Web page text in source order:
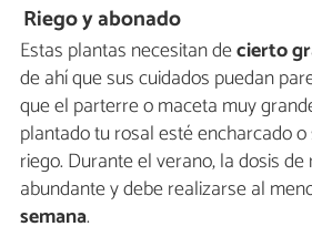
Riego y abonado
Estas plantas necesitan decierto
de ahí que sus cuidados puedan
que el parterre o maceta muy
plantado tu rosal esté encharcado
riego. Durante el verano, la dosis
abundante y debe realizarse al
semana.